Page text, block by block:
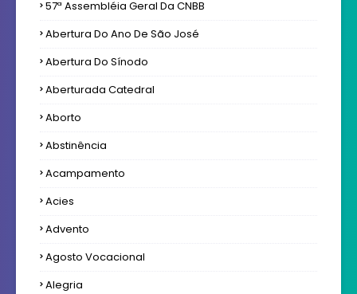
57ª Assembléia Geral Da CNBB
Abertura Do Ano De São José
Abertura Do Sínodo
Aberturada Catedral
Aborto
Abstinência
Acampamento
Acies
Advento
Agosto Vocacional
Alegria